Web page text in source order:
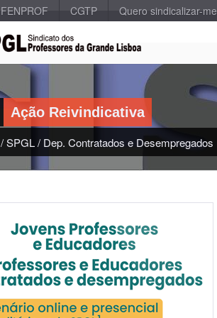
FENPROF CGTP Quero sindicalizar-me
Ação Reivindicativa
/SPGL/ Dep. Contratados e Desempregados